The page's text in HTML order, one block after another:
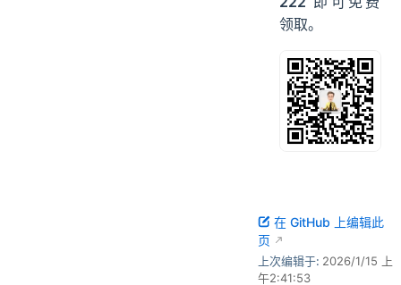
领取。
在 GitHub 上编辑此
页
上次编辑于: 2026/1/15 上
午2:41:53